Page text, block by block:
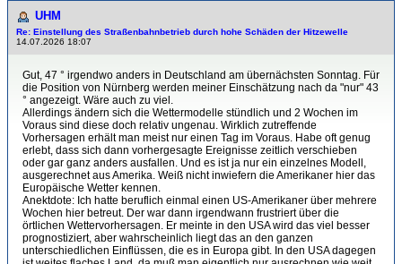
UHM
Re: Einstellung des Straßenbahnbetrieb durch hohe Schäden der Hitzewelle
14.07.2026 18:07
Gut, 47 ° irgendwo anders in Deutschland am übernächsten Sonntag. Für
die Position von Nürnberg werden meiner Einschätzung nach da "nur" 43
° angezeigt. Wäre auch zu viel.
Allerdings ändern sich die Wettermodelle stündlich und 2 Wochen im
Voraus sind diese doch relativ ungenau. Wirklich zutreffende
Vorhersagen erhält man meist nur einen Tag im Voraus. Habe oft genug
erlebt, dass sich dann vorhergesagte Ereignisse zeitlich verschieben
oder gar ganz anders ausfallen. Und es ist ja nur ein einzelnes Modell,
ausgerechnet aus Amerika. Weiß nicht inwiefern die Amerikaner hier das
Europäische Wetter kennen.
Anektdote: Ich hatte beruflich einmal einen US-Amerikaner über mehrere
Wochen hier betreut. Der war dann irgendwann frustriert über die
örtlichen Wettervorhersagen. Er meinte in den USA wird das viel besser
prognostiziert, aber wahrscheinlich liegt das an den ganzen
unterschiedlichen Einflüssen, die es in Europa gibt. In den USA dagegen